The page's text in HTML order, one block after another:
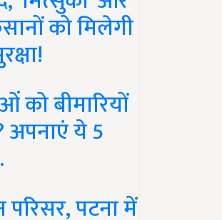
को मिलेगी
बीमारियों
ये 5
पटना में